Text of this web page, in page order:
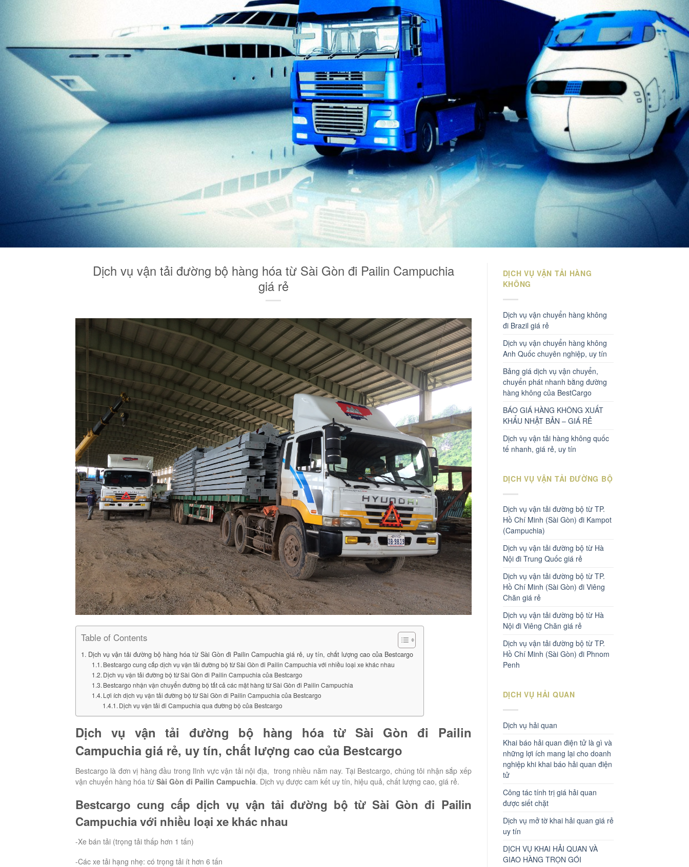
Dịch vụ vận tải đường bộ hàng hóa từ Sài Gòn đi Pailin Campuchia
giá rẻ
Table of Contents
Dịch vụ vận tải đường bộ hàng hóa từ Sài Gòn đi Pailin Campuchia giá rẻ, uy tín, chất lượng cao của Bestcargo
Bestcargo cung cấp dịch vụ vận tải đường bộ từ Sài Gòn đi Pailin Campuchia với nhiều loại xe khác nhau
Dịch vụ vận tải đường bộ từ Sài Gòn đi Pailin Campuchia của Bestcargo
Bestcargo nhận vận chuyển đường bộ tất cả các mặt hàng từ Sài Gòn đi Pailin Campuchia
Lợi ích dịch vụ vận tải đường bộ từ Sài Gòn đi Pailin Campuchia của Bestcargo
Dịch vụ vận tải đi Campuchia qua đường bộ của Bestcargo
Dịch vụ vận tải đường bộ hàng hóa từ Sài Gòn đi Pailin
Campuchia giá rẻ, uy tín, chất lượng cao của Bestcargo
Bestcargo là đơn vị hàng đầu trong lĩnh vực vận tải nội địa, trong nhiều năm nay. Tại Bestcargo, chúng tôi nhận sắp xếp
vận chuyển hàng hóa từ Sài Gòn đi Pailin Campuchia. Dịch vụ được cam kết uy tín, hiệu quả, chất lượng cao, giá rẻ.
Bestcargo cung cấp dịch vụ vận tải đường bộ từ Sài Gòn đi Pailin
Campuchia với nhiều loại xe khác nhau
-Xe bán tải (trọng tải thấp hơn 1 tấn)
-Các xe tải hạng nhẹ: có trọng tải ít hơn 6 tấn
DỊCH VỤ VẬN TẢI HÀNG
KHÔNG
Dịch vụ vận chuyển hàng không
đi Brazil giá rẻ
Dịch vụ vận chuyển hàng không
Anh Quốc chuyên nghiệp, uy tín
Bảng giá dịch vụ vận chuyển,
chuyển phát nhanh bằng đường
hàng không của BestCargo
BÁO GIÁ HÀNG KHÔNG XUẤT
KHẨU NHẬT BẢN – GIÁ RẺ
Dịch vụ vận tải hàng không quốc
tế nhanh, giá rẻ, uy tín
DỊCH VỤ VẬN TẢI ĐƯỜNG BỘ
Dịch vụ vận tải đường bộ từ TP.
Hồ Chí Minh (Sài Gòn) đi Kampot
(Campuchia)
Dịch vụ vận tải đường bộ từ Hà
Nội đi Trung Quốc giá rẻ
Dịch vụ vận tải đường bộ từ TP.
Hồ Chí Minh (Sài Gòn) đi Viêng
Chăn giá rẻ
Dịch vụ vận tải đường bộ từ Hà
Nội đi Viêng Chăn giá rẻ
Dịch vụ vận tải đường bộ từ TP.
Hồ Chí Minh (Sài Gòn) đi Phnom
Penh
DỊCH VỤ HẢI QUAN
Dịch vụ hải quan
Khai báo hải quan điện tử là gì và
những lợi ích mang lại cho doanh
nghiệp khi khai báo hải quan điện
tử
Công tác tính trị giá hải quan
được siết chặt
Dịch vụ mở tờ khai hải quan giá rẻ
uy tín
DỊCH VỤ KHAI HẢI QUAN VÀ
GIAO HÀNG TRỌN GÓI